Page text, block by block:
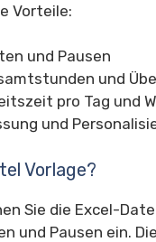
Vorteile:
und Pausen
und
pro Tag und
und
Vorlage?
Sie die Excel-
und Pausen ein.